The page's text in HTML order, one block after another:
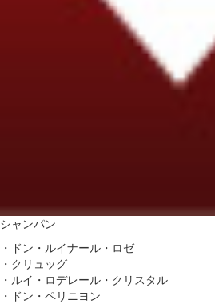
シャンパン
・ドン・ルイナール・ロゼ
・クリュッグ
・ルイ・ロデレール・クリスタル
・ドン・ペリニヨン